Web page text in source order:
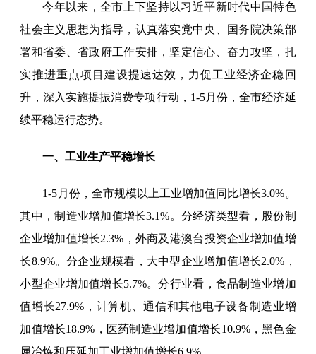
今年以来，全市上下坚持以习近平新时代中国特色
社会主义思想为指导，认真落实党中央、国务院决策部
署和省委、省政府工作安排，坚定信心、奋力攻坚，扎
实推进重点项目建设提速达效，力促工业经济企稳回
升，深入实施提振消费专项行动，1-5月份，全市经济延
续平稳运行态势。
一、工业生产平稳增长
1-5月份，全市规模以上工业增加值同比增长3.0%。
其中，制造业增加值增长3.1%。分经济类型看，股份制
企业增加值增长2.3%，外商及港澳台投资企业增加值增
长8.9%。分企业规模看，大中型企业增加值增长2.0%，
小型企业增加值增长5.7%。分行业看，食品制造业增加
值增长27.9%，计算机、通信和其他电子设备制造业增
加值增长18.9%，医药制造业增加值增长10.9%，黑色金